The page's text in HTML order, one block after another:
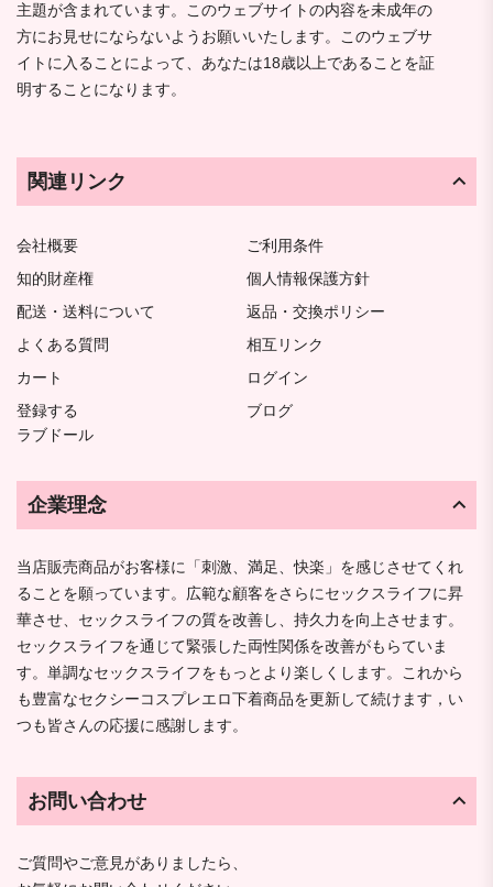
主題が含まれています。このウェブサイトの内容を未成年の
方にお見せにならないようお願いいたします。このウェブサ
イトに入ることによって、あなたは18歳以上であることを証
明することになります。
関連リンク
会社概要
ご利用条件
知的財産権
個人情報保護方針
配送・送料について
返品・交換ポリシー
よくある質問
相互リンク
カート
ログイン
登録する
ブログ
ラブドール
企業理念
当店販売商品がお客様に「刺激、満足、快楽」を感じさせてくれ
ることを願っています。広範な顧客をさらにセックスライフに昇
華させ、セックスライフの質を改善し、持久力を向上させます。
セックスライフを通じて緊張した両性関係を改善がもらていま
す。単調なセックスライフをもっとより楽しくします。これから
も豊富なセクシーコスプレエロ下着商品を更新して続けます，い
つも皆さんの応援に感謝します。
お問い合わせ
ご質問やご意見がありましたら、